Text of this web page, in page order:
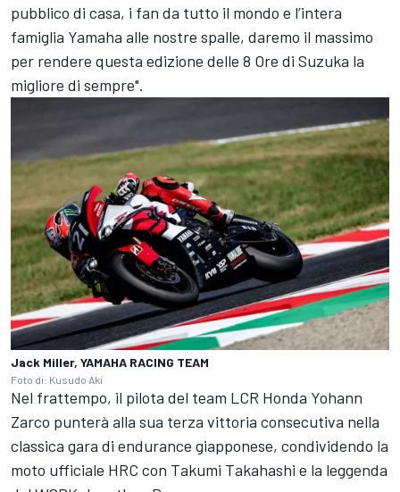
pubblico di casa, i fan da tutto il mondo e l’intera
famiglia Yamaha alle nostre spalle, daremo il massimo
per rendere questa edizione delle 8 Ore di Suzuka la
migliore di sempre".
Jack Miller, YAMAHA RACING TEAM
Foto di: Kusudo Aki
Nel frattempo, il pilota del team LCR Honda Yohann
Zarco punterà alla sua terza vittoria consecutiva nella
classica gara di endurance giapponese, condividendo la
moto ufficiale HRC con Takumi Takahashi e la leggenda